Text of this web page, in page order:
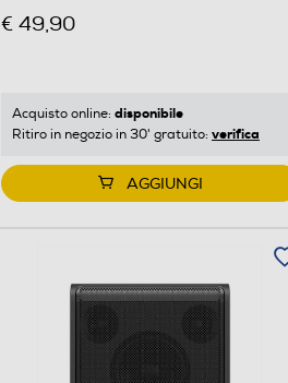
€ 49,90
Acquisto online: disponibile
Ritiro in negozio in 30' gratuito: verifica
AGGIUNGI